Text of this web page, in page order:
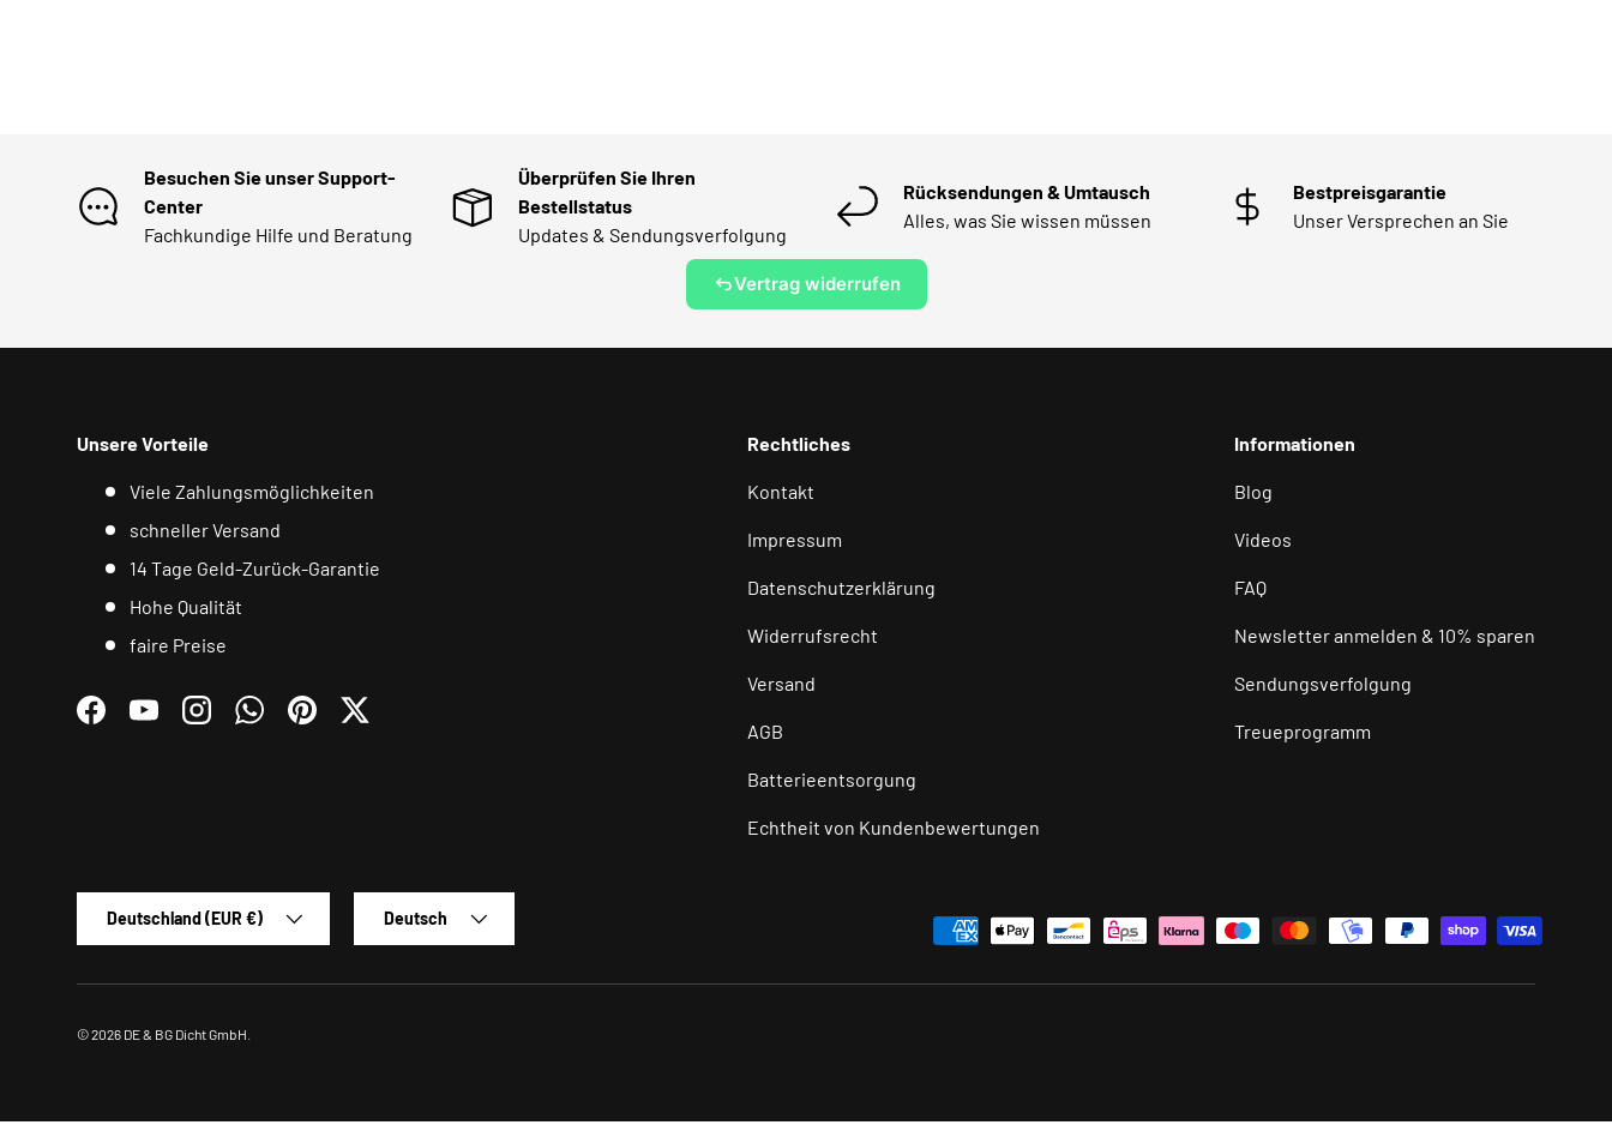
Besuchen Sie unser Support-
Center
Fachkundige Hilfe und Beratung
Überprüfen Sie Ihren
Bestellstatus
Updates & Sendungsverfolgung
Rücksendungen & Umtausch
Alles, was Sie wissen müssen
Bestpreisgarantie
Unser Versprechen an Sie
Vertrag widerrufen
Unsere Vorteile
Viele Zahlungsmöglichkeiten
schneller Versand
14 Tage Geld-Zurück-Garantie
Hohe Qualität
faire Preise
FacebookYouTubeInstagramWhatsAppPinterestTwitter
Rechtliches
Kontakt
Impressum
Datenschutzerklärung
Widerrufsrecht
Versand
AGB
Batterieentsorgung
Echtheit von Kundenbewertungen
Informationen
Blog
Videos
FAQ
Newsletter anmelden & 10% sparen
Sendungsverfolgung
Treueprogramm
Zahlungsmethoden
Deutschland (EUR €) Deutsch
© 2026 DE & BG Dicht GmbH